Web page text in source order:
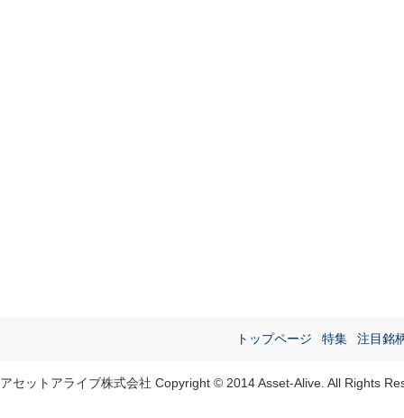
トップページ 特集 注目銘
アセットアライブ株式会社 Copyright © 2014 Asset-Alive. All Rights